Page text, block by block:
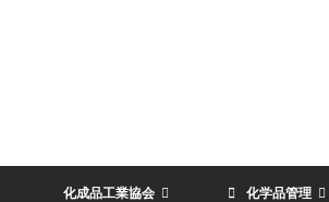
化成品工業協会 化学品管理